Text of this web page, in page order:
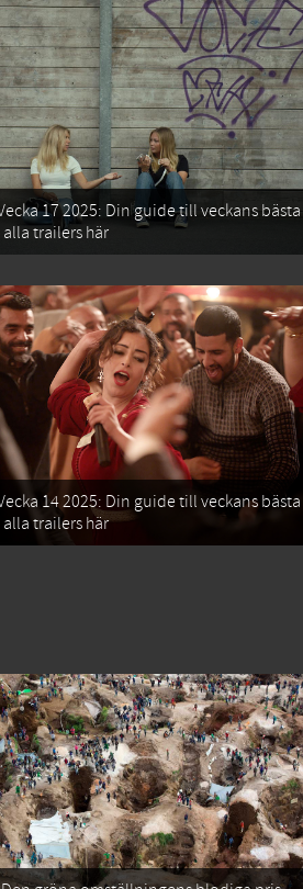
17 2025: Din guide till veckans bästa
alla trailers här
14 2025: Din guide till veckans bästa
alla trailers här